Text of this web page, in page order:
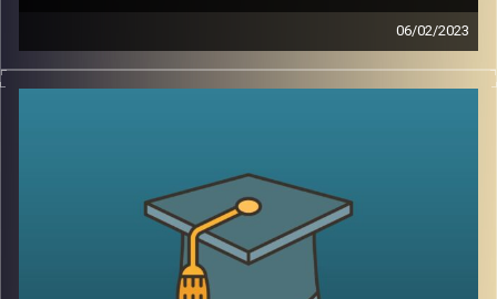
06/02/2023
בשנים האחרונות המשפט הבינלאומי הפך לזירת לאחד ממוקדי
המאבק המרכזיים של מדינת ישראל. כדי להבין טוב יותר את
AudioVersity